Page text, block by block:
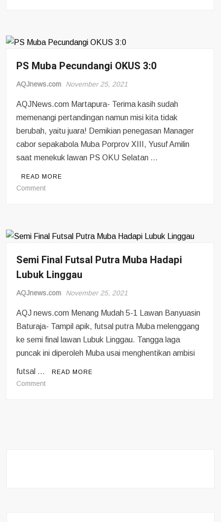
Sepakbola
Raih
PS Muba Pecundangi OKUS 3:0
AQJnews.com November 25, 2021
AQJNews.com Martapura- Terima kasih sudah
memenangi pertandingan namun misi kita tidak
berubah, yaitu juara! Demikian penegasan Manager
cabor sepakabola Muba Porprov XIII, Yusuf Amilin
saat menekuk lawan PS OKU Selatan …
READ MORE
Commenton
OKUS
Semi Final Futsal Putra Muba Hadapi
Lubuk Linggau
AQJnews.com November 25, 2021
AQJ news.com Menang Mudah 5-1 Lawan Banyuasin
Baturaja- Tampil apik, futsal putra Muba melenggang
ke semi final lawan Lubuk Linggau. Tangga laga
puncak ini diperoleh Muba usai menghentikan ambisi
futsal … READ MORE
Commenton